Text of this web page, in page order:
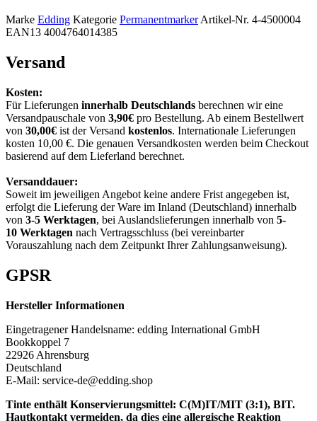
Marke Edding Kategorie Permanentmarker Artikel-Nr. 4-4500004
EAN13 4004764014385
Versand
Kosten:
Für Lieferungen innerhalb Deutschlands berechnen wir eine
Versandpauschale von 3,90€ pro Bestellung. Ab einem Bestellwert
von 30,00€ ist der Versand kostenlos. Internationale Lieferungen
kosten 10,00 €. Die genauen Versandkosten werden beim Checkout
basierend auf dem Lieferland berechnet.
Versanddauer:
Soweit im jeweiligen Angebot keine andere Frist angegeben ist,
erfolgt die Lieferung der Ware im Inland (Deutschland) innerhalb
von 3-5 Werktagen, bei Auslandslieferungen innerhalb von 5-
10 Werktagen nach Vertragsschluss (bei vereinbarter
Vorauszahlung nach dem Zeitpunkt Ihrer Zahlungsanweisung).
GPSR
Hersteller Informationen
Eingetragener Handelsname: edding International GmbH
Bookkoppel 7
22926 Ahrensburg
Deutschland
E-Mail: service-de@edding.shop
Tinte enthält Konservierungsmittel: C(M)IT/MIT (3:1), BIT.
Hautkontakt vermeiden, da dies eine allergische Reaktion